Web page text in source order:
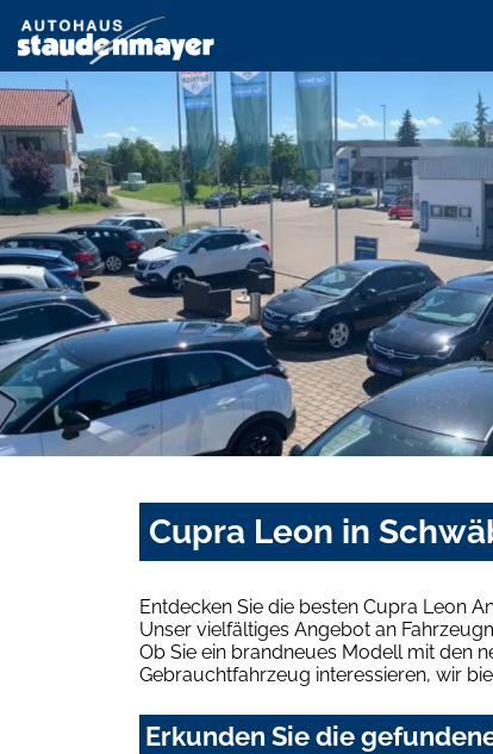
Cupra Leon in
Entdecken Sie die besten Cupra Leon
Unser vielfältiges Angebot an
Ob Sie ein brandneues Modell mit den
Gebrauchtfahrzeug interessieren, wir
Erkunden Sie die